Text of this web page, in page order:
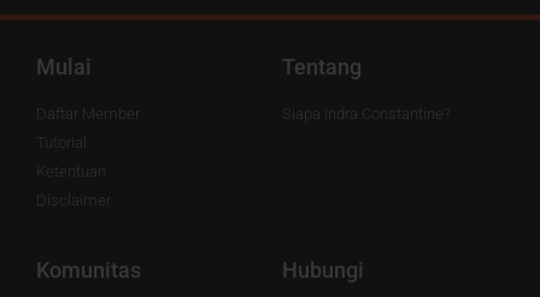
Mulai
Daftar Member
Tutorial
Ketentuan
Disclaimer
Tentang
Siapa Indra Constantine?
Komunitas Hubungi